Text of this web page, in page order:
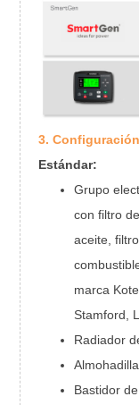
del
3.
Estándar:
Grupo
con filtro
aceite,
marca
Stamford,
Radiador
Bastidor